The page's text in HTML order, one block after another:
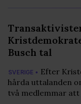
Busch tal
SVERIGE • Efter
hårda uttalanden
två medlemmar